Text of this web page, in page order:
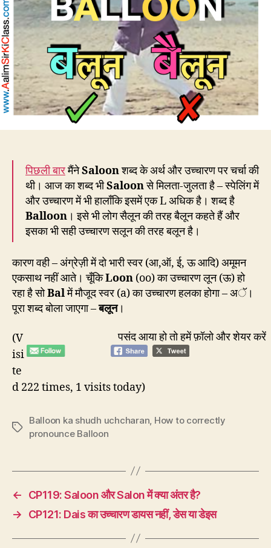
पिछली बारमैंनेSaloonशब्द के अर्थ और उच्चारण पर चर्चा की
थी। आज का शब्द भीSaloonसे मिलता-जुलता है – स्पेलिंग में
और उच्चारण में भी हालाँकि इसमें एक L अधिक है। शब्द है
Balloon । इसे भी लोग सैलून की तरह बैलून कहते हैं और
इसका भी सही उच्चारण सलून की तरह बलून है।
कारण वही – अंग्रेज़ी में दो भारी स्वर (आ,ऑ, ई, ऊ आदि) अमूमन
एकसाथ नहीं आते। चूँकिLoon (oo) का उच्चारण लून (ऊ) हो
रहा है सोBalमें मौजूद स्वर (a) का उच्चारण हलका होगा – अॅ।
पूरा शब्द बोला जाएगा –बलून।
पसंद आया हो तो हमें फ़ॉलो और शेयर करें
(V
isi
te
d 222 times, 1 visits today)
Tags
Balloon ka shudh uchcharan How to correctly
pronounce Balloon
←
CP119: Saloon और Salon में क्या अंतर है?
→
CP121: Dais का उच्चारण डायस नहीं, डेस या डेइस